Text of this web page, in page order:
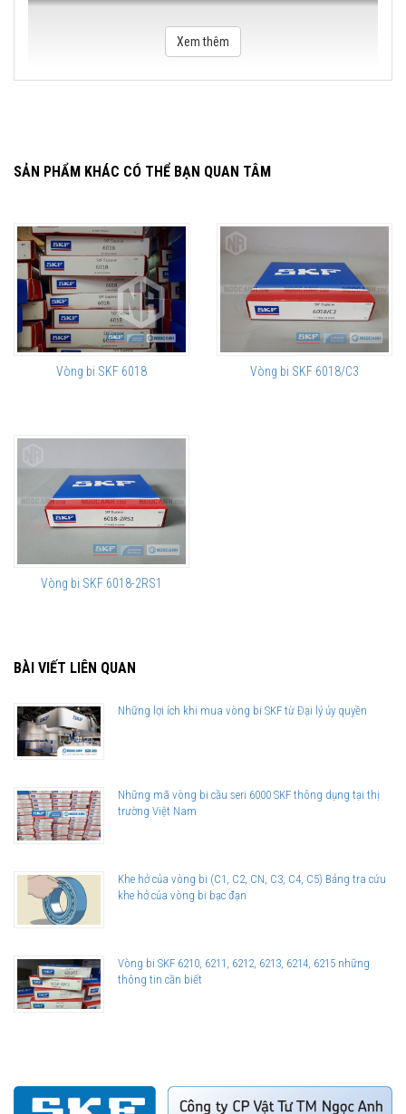
Xem thêm
SẢN PHẨM KHÁC CÓ THỂ BẠN QUAN TÂM
Vòng bi SKF 6018 Vòng bi SKF 6018/C3
Vòng bi SKF 6018-2RS1
BÀI VIẾT LIÊN QUAN
Những lợi ích khi mua vòng bi SKF từ Đại lý ủy quyền
Những mã vòng bi cầu seri 6000 SKF thông dụng tại thị
trường Việt Nam
Khe hở của vòng bi (C1, C2, CN, C3, C4, C5) Bảng tra cứu
khe hở của vòng bi bạc đạn
Vòng bi SKF 6210, 6211, 6212, 6213, 6214, 6215 những
thông tin cần biết